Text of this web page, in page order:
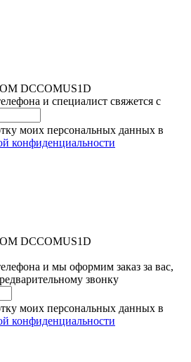
DCCOMUS1D
и специалист свяжется с
моих персональных данных в
конфиденциальности
DCCOMUS1D
и мы оформим заказ за вас,
звонку
моих персональных данных в
конфиденциальности